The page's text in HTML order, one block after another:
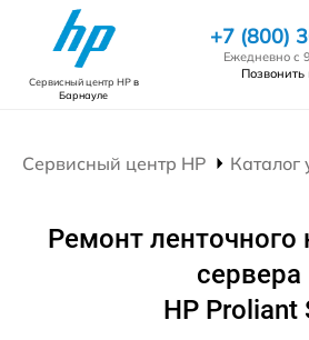
Сервисный центр HPв
Барнауле
+7 (800)
Ежедневно с
Позвонить
Сервисный центр HP Каталог
Ремонт ленточного
сервера
HP Proliant